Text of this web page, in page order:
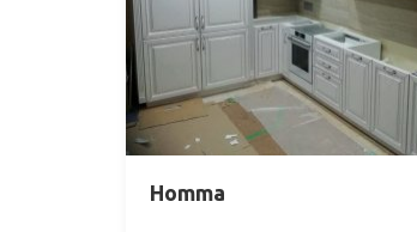
Homma